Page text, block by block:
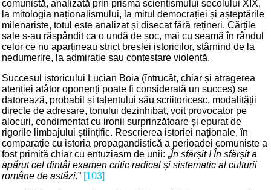
comunistă, analizată prin prisma scientismului secolului XIX,
la mitologia naționalismului, la mitul democrației și așteptările
milenariste, totul este analizat și disecat fără rețineri. Cărțile
sale s-au răspândit ca o undă de șoc, mai cu seamă în rândul
celor ce nu aparțineau strict breslei istoricilor, stârnind de la
nedumerire, la admirație sau contestare violentă.
Succesul istoricului Lucian Boia (întrucât, chiar și atragerea
atenției atâtor oponenți poate fi considerată un succes) se
datorează, probabil și talentului său scriitoricesc, modalității
directe de adresare, tonului dezinhibat, voit provocator pe
alocuri, condimentat cu ironii surprinzătoare și epurat de
rigorile limbajului științific. Rescrierea istoriei naționale, în
comparație cu istoria propagandistică a perioadei comuniste a
fost primită chiar cu entuziasm de unii: „În sfârșit ! În sfârșit a
apărut cel dintâi examen critic radical și sistematic al culturii
române de astăzi.” [103]